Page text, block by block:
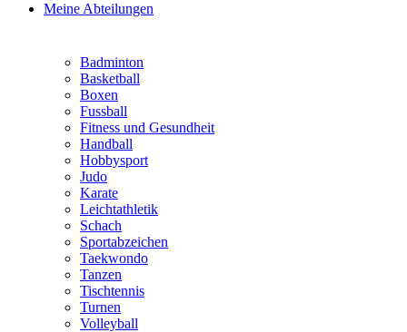
Meine Abteilungen
Badminton
Basketball
Boxen
Fussball
Fitness und Gesundheit
Handball
Hobbysport
Judo
Karate
Leichtathletik
Schach
Sportabzeichen
Taekwondo
Tanzen
Tischtennis
Turnen
Volleyball